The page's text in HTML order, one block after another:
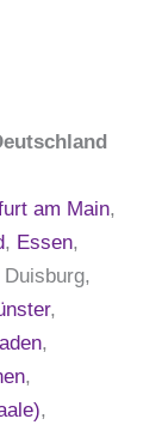
am Main,
, Essen,
Duisburg,
,
,
,
,